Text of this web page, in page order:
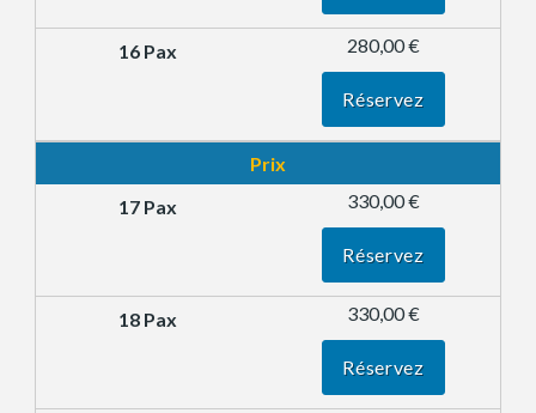
280,00 €
Réservez
Prix
330,00 €
Réservez
330,00 €
Réservez